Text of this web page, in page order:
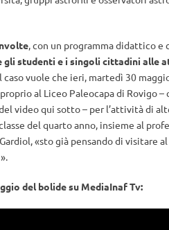
, con un programma didattico e
gli studenti e i singoli cittadini alle
vuole che ieri, martedì 30
al Liceo Paleocapa di Rovigo –
video qui sotto – per l’attività di
del quarto anno, insieme al
«sto già pensando di visitare
del bolide su MediaInaf Tv: